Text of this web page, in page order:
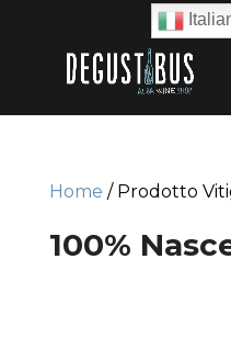
Home / Prodotto
100%